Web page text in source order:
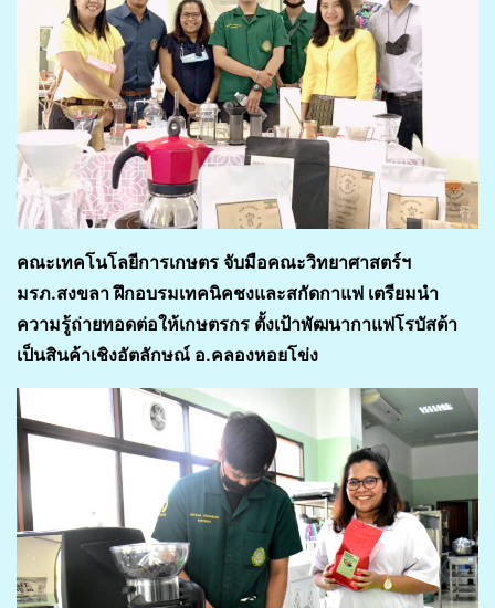
คณะเทคโนโลยีการเกษตร จับมือคณะวิทยาศาสตร์ฯ
มรภ.สงขลา ฝึกอบรมเทคนิคชงและสกัดกาแฟ เตรียมนำ
ความรู้ถ่ายทอดต่อให้เกษตรกร ตั้งเป้าพัฒนากาแฟโรบัสต้า
เป็นสินค้าเชิงอัตลักษณ์ อ.คลองหอยโข่ง